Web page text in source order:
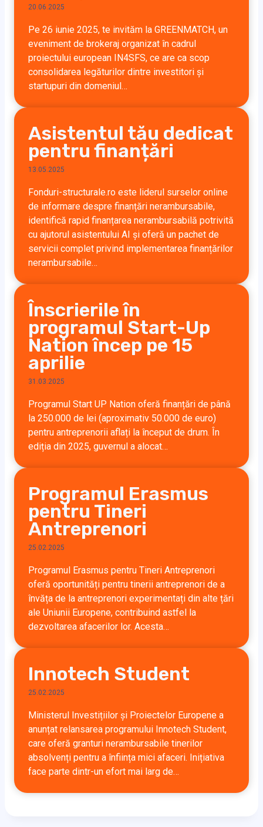
20.06.2025
Pe 26 iunie 2025, te invităm la GREENMATCH, un
eveniment de brokeraj organizat în cadrul
proiectului european IN4SFS, ce are ca scop
consolidarea legăturilor dintre investitori și
startupuri din domeniul…
Asistentul tău dedicat
pentru finanțări
13.05.2025
Fonduri-structurale.ro este liderul surselor online
de informare despre finanțări nerambursabile,
identifică rapid finanțarea nerambursabilă potrivită
cu ajutorul asistentului AI și oferă un pachet de
servicii complet privind implementarea finanțărilor
nerambursabile…
Înscrierile în
programul Start-Up
Nation încep pe 15
aprilie
31.03.2025
Programul Start UP Nation oferă finanțări de până
la 250.000 de lei (aproximativ 50.000 de euro)
pentru antreprenorii aflați la început de drum. În
ediția din 2025, guvernul a alocat…
Programul Erasmus
pentru Tineri
Antreprenori
25.02.2025
Programul Erasmus pentru Tineri Antreprenori
oferă oportunități pentru tinerii antreprenori de a
învăța de la antreprenori experimentați din alte țări
ale Uniunii Europene, contribuind astfel la
dezvoltarea afacerilor lor. Acesta…
Innotech Student
25.02.2025
Ministerul Investițiilor și Proiectelor Europene a
anunțat relansarea programului Innotech Student,
care oferă granturi nerambursabile tinerilor
absolvenți pentru a înființa mici afaceri. Inițiativa
face parte dintr-un efort mai larg de…